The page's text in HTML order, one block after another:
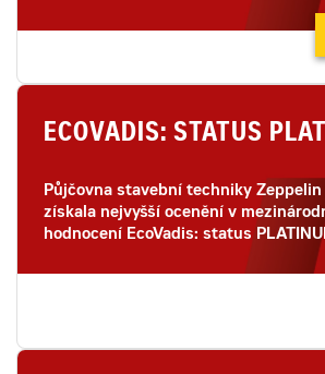
ECOVADIS: STATUS
Půjčovna stavební techniky
získala nejvyšší ocenění v
hodnocení EcoVadis: status